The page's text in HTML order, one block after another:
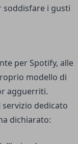
soddisfare i gusti
per Spotify, alle
modello di
agguerriti.
dedicato
dichiarato: